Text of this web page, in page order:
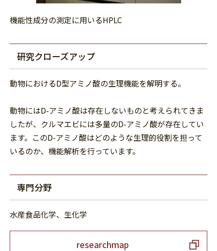
機能性成分の測定に用いるHPLC
研究クローズアップ
動物におけるD型アミノ酸の生理機能を解明する。
動物にはD-アミノ酸は存在しないものと考えられてきま
したが、クルマエビには多量のD-アミノ酸が存在してい
ます。このD-アミノ酸はどのような生理的役割を担って
いるのか、機能解析を行っています。
専門分野
水産食品化学、生化学
researchmap